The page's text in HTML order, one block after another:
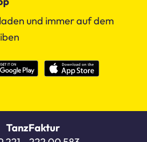
und immer auf dem
TanzFaktur